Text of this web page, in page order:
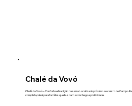
Chalé da Vovó
Chalé da Vovó – Conforto e tradição na serra. Localizado próximo ao centro de Campo
completa, ideal para famílias que buscam aconchego e praticidade.